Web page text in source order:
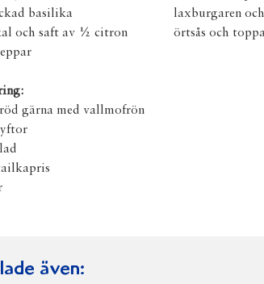
basilika
och saft av ½ citron
gärna med vallmofrön
laxburgaren
örtsås och
även: